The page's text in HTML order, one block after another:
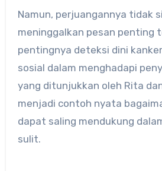
Namun, perjuangannya tidak
meninggalkan pesan penting
pentingnya deteksi dini
sosial dalam menghadapi
yang ditunjukkan oleh Rita
menjadi contoh nyata
dapat saling mendukung
sulit.